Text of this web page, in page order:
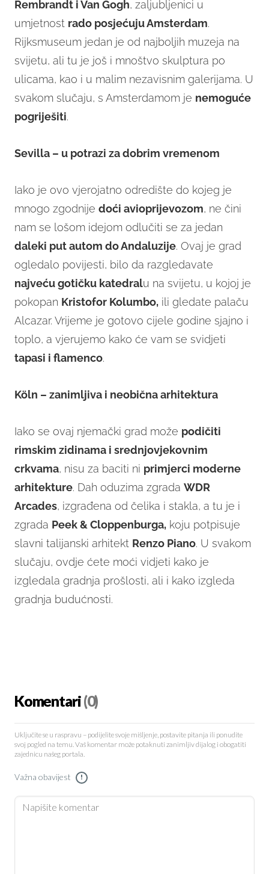
Rembrandt i Van Gogh, zaljubljenici u
umjetnost rado posjećuju Amsterdam.
Rijksmuseum jedan je od najboljih muzeja na
svijetu, ali tu je još i mnoštvo skulptura po
ulicama, kao i u malim nezavisnim galerijama. U
svakom slučaju, s Amsterdamom je nemoguće
pogriješiti.
Sevilla – u potrazi za dobrim vremenom
Iako je ovo vjerojatno odredište do kojeg je
mnogo zgodnije doći avioprijevozom, ne čini
nam se lošom idejom odlučiti se za jedan
daleki put autom do Andaluzije. Ovaj je grad
ogledalo povijesti, bilo da razgledavate
najveću gotičku katedralu na svijetu, u kojoj je
pokopan Kristofor Kolumbo, ili gledate palaču
Alcazar. Vrijeme je gotovo cijele godine sjajno i
toplo, a vjerujemo kako će vam se svidjeti
tapasi i flamenco.
Köln – zanimljiva i neobična arhitektura
Iako se ovaj njemački grad može podičiti
rimskim zidinama i srednjovjekovnim
crkvama, nisu za baciti ni primjerci moderne
arhitekture. Dah oduzima zgrada WDR
Arcades, izgrađena od čelika i stakla, a tu je i
zgrada Peek & Cloppenburga, koju potpisuje
slavni talijanski arhitekt Renzo Piano. U svakom
slučaju, ovdje ćete moći vidjeti kako je
izgledala gradnja prošlosti, ali i kako izgleda
gradnja budućnosti.
Komentari(0)
Uključite se u raspravu – podijelite svoje mišljenje, postavite pitanja ili ponudite
svoj pogled na temu. Vaš komentar može potaknuti zanimljiv dijalog i obogatiti
zajednicu našeg portala.
Važna obavijest !